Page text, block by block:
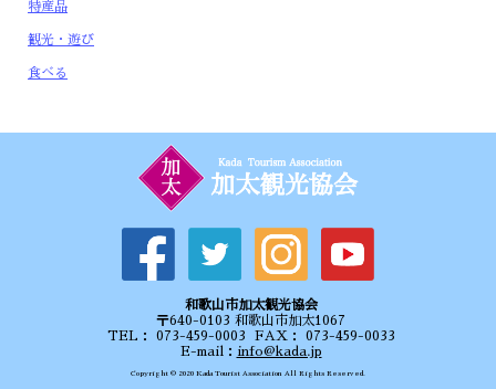
5月17日（日曜日）執り行われます。 ※今年は渡御はございま
所】加太春日神社
特産品
観光・遊び
食べる
和歌山市加太観光協会
〒640-0103 和歌山市加太1067
TEL： 073-459-0003 FAX： 073-459-0033
E-mail： info@kada.jp
Copyright © 2020 Kada Tourist Association All Rights Reserved.